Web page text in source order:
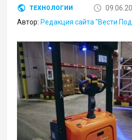
ТЕХНОЛОГИИ
Автор: Редакция сайта "Вести